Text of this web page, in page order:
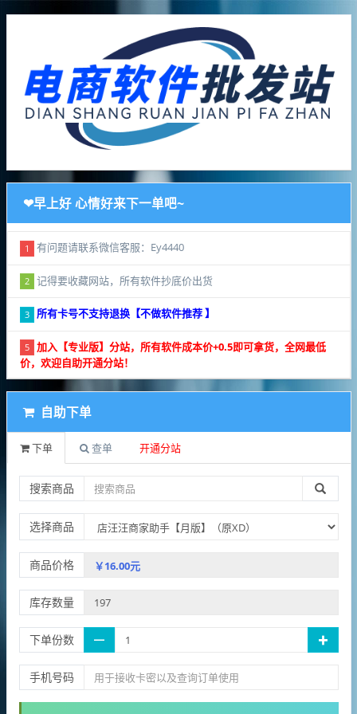
❤早上好 心情好来下一单吧~
1 有问题请联系微信客服：Ey4440
2 记得要收藏网站，所有软件抄底价出货
3 所有卡号不支持退换【不做软件推荐 】
5
加入【专业版】分站，所有软件成本价+0.5即可拿货，全网最低
价，欢迎自助开通分站！
自助下单
下单 查单 开通分站
搜索商品
选择商品
商品价格
库存数量
下单份数
手机号码